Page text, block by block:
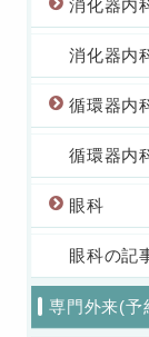
消化器内
消化器内
循環器内
循環器内
眼科
眼科の記
専門外来(予